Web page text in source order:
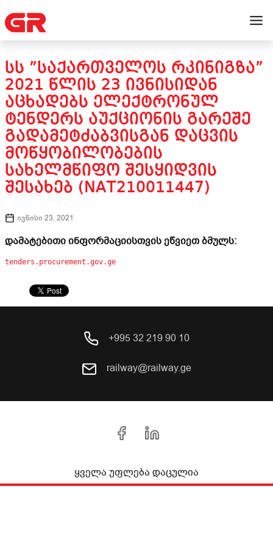
ᲡᲡ ”ᲡᲐᲥᲐᲠᲗᲕᲔᲚᲝᲡ ᲠᲙᲘᲜᲘᲒᲖᲐ”
2021 ᲬᲚᲘᲡ 23 ᲘᲕᲜᲘᲡᲘᲓᲐᲜ
ᲐᲪᲮᲐᲓᲔᲑᲡ ᲔᲚᲔᲥᲢᲠᲝᲜᲣᲚ
ᲢᲔᲜᲓᲔᲠᲡ ᲐᲣᲥᲪᲘᲝᲜᲘᲡ ᲒᲐᲠᲔᲨᲔ
ᲒᲐᲓᲐᲛᲔᲢᲫᲐᲑᲕᲘᲡᲒᲐᲜ ᲓᲐᲪᲕᲘᲡ
ᲛᲝᲬᲧᲝᲑᲘᲚᲝᲑᲔᲑᲘᲡ
ᲡᲐᲮᲔᲚᲛᲬᲘᲤᲝ ᲨᲔᲡᲧᲘᲓᲕᲘᲡ
ᲨᲔᲡᲐᲮᲔᲑ (NAT210011447)
ივნისი 23, 2021
დამატებითი ინფორმაციისთვის ეწვიეთ ბმულს:
tenders.procurement.gov.ge
+995 32 219 90 10
railway@railway.ge
ყველა უფლება დაცულია